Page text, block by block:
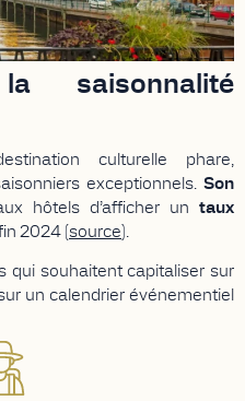
saisonnalité
culturelle phare,
exceptionnels. Son
hôtels d’afficher untaux
2024 source).
qui souhaitent capitaliser sur
un calendrier événementiel